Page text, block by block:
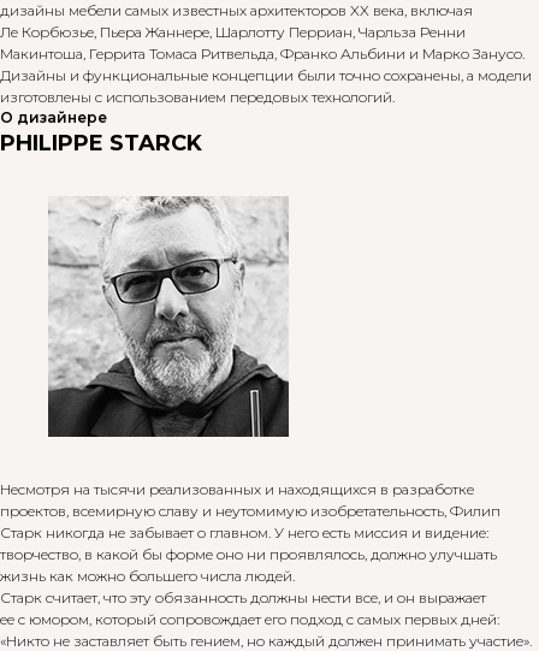
дизайны мебели самых известных архитекторов XX века, включая
Ле Корбюзье, Пьера Жаннере, Шарлотту Перриан, Чарльза Ренни
Макинтоша, Геррита Томаса Ритвельда, Франко Альбини и Марко Занусо.
Дизайны и функциональные концепции были точно сохранены, а модели
изготовлены с использованием передовых технологий.
О дизайнере
PHILIPPE STARCK
Несмотря на тысячи реализованных и находящихся в разработке
проектов, всемирную славу и неутомимую изобретательность, Филип
Старк никогда не забывает о главном. У него есть миссия и видение:
творчество, в какой бы форме оно ни проявлялось, должно улучшать
жизнь как можно большего числа людей.
Старк считает, что эту обязанность должны нести все, и он выражает
ее с юмором, который сопровождает его подход с самых первых дней:
«Никто не заставляет быть гением, но каждый должен принимать участие».